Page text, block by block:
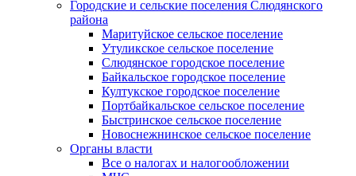
Городские и сельские поселения Слюдянского
района
Маритуйское сельское поселение
Утуликское сельское поселение
Слюдянское городское поселение
Байкальское городское поселение
Култукское городское поселение
Портбайкальское сельское поселение
Быстринское сельское поселение
Новоснежнинское сельское поселение
Органы власти
Все о налогах и налогообложении